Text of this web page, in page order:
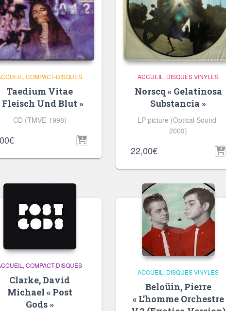
COMPACT-DISQUES
Taedium Vitae
Fleisch Und Blut »
CD (TMVE-1998)
€
ACCUEIL DISQUES VINYLES
Norscq « Gelatinosa
Substancia »
LP picture (Optical Sound-
2009)
22,00€
COMPACT-DISQUES
Clarke, David
Michael « Post
Gods »
ACCUEIL DISQUES VINYLES
Beloüin, Pierre
« L’homme Orchestre